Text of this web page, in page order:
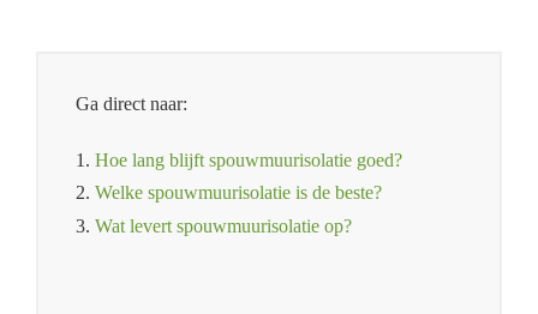
Ga direct naar:
1. Hoe lang blijft spouwmuurisolatie goed?
2. Welke spouwmuurisolatie is de beste?
3. Wat levert spouwmuurisolatie op?